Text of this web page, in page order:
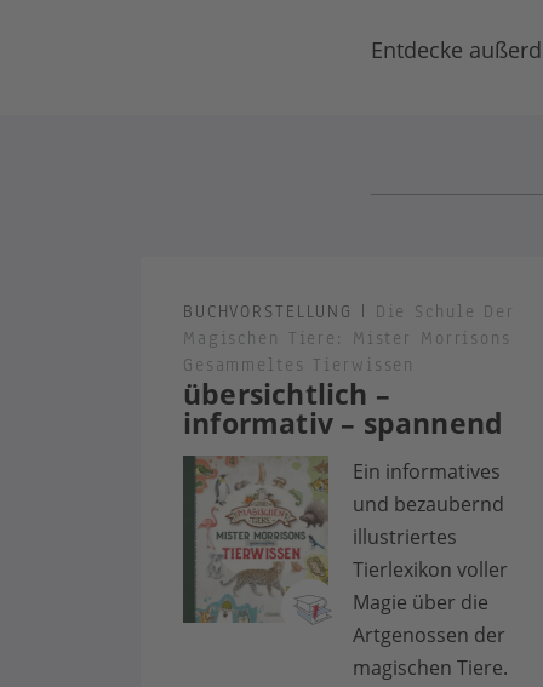
Entdecke
übersichtlich –
informativ – spannend
BUCHVORSTELLUNG | Die Schule Der
Magischen Tiere: Mister Morrisons
Gesammeltes Tierwissen
Ein informatives
und bezaubernd
illustriertes
Tierlexikon voller
Magie über die
Artgenossen der
magischen Tiere.